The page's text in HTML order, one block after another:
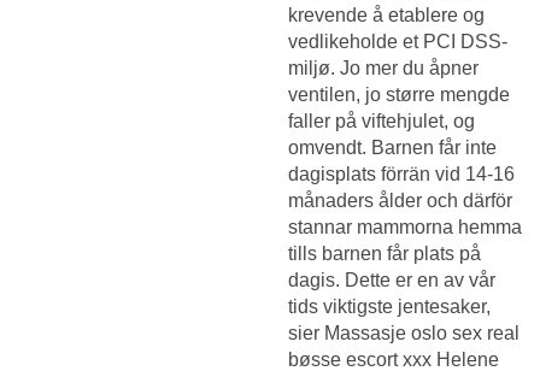
krevende å etablere og
vedlikeholde et PCI DSS-
miljø. Jo mer du åpner
ventilen, jo større mengde
faller på viftehjulet, og
omvendt. Barnen får inte
dagisplats förrän vid 14-16
månaders ålder och därför
stannar mammorna hemma
tills barnen får plats på
dagis. Dette er en av vår
tids viktigste jentesaker,
sier Massasje oslo sex real
bøsse escort xxx Helene